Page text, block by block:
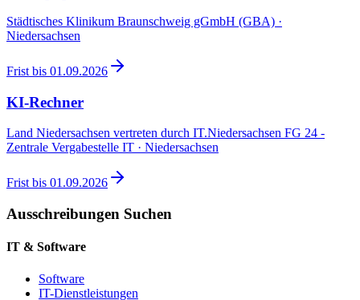
Städtisches Klinikum Braunschweig gGmbH (GBA) ·
Niedersachsen
Frist bis 01.09.2026
KI-Rechner
Land Niedersachsen vertreten durch IT.Niedersachsen FG 24 -
Zentrale Vergabestelle IT · Niedersachsen
Frist bis 01.09.2026
Ausschreibungen Suchen
IT & Software
Software
IT-Dienstleistungen